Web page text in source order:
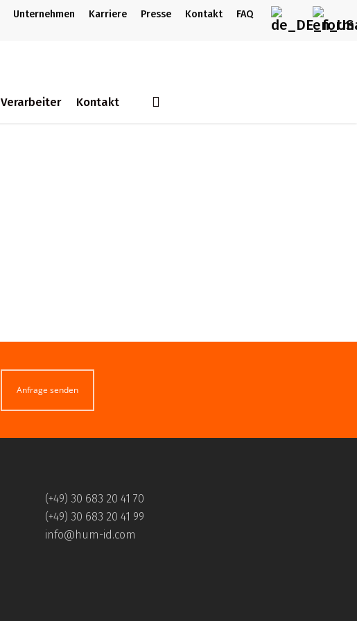
Unternehmen Karriere Presse Kontakt FAQ
Verarbeiter Kontakt search
Anfrage senden
(+49) 30 683 20 41 70
(+49) 30 683 20 41 99
info@hum-id.com